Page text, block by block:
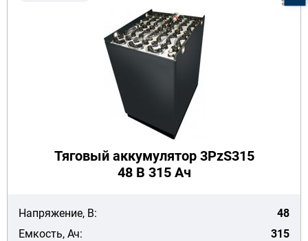
Тяговый аккумулятор 3PzS315
48 В 315 Ач
Напряжение, В:
48
Емкость, Ач:
315